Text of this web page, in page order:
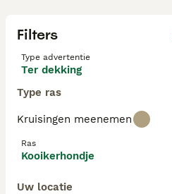
Filters
Type advertentie
Ter dekking
Type ras
Kruisingen meenemen
Ras
Kooikerhondje
Uw locatie